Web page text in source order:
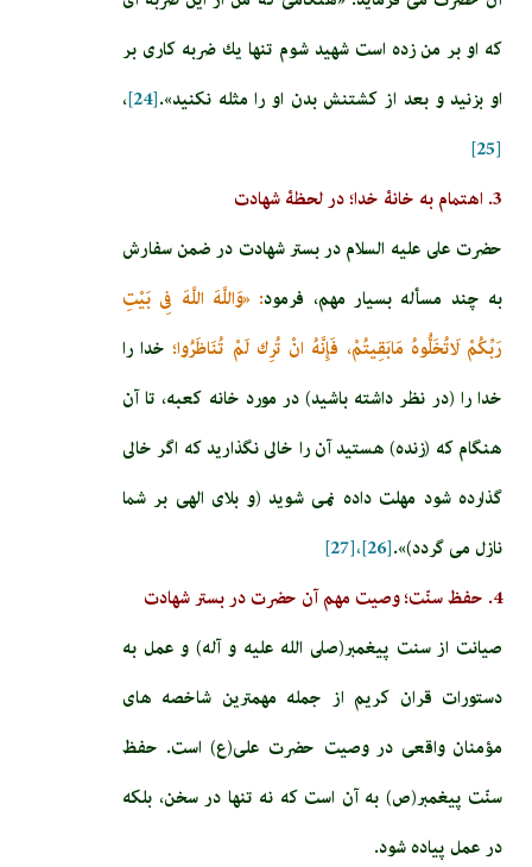
كه او بر من زده است شهيد شوم تنها يك ضربه كارى بر
او بزنيد و بعد از كشتنش بدن او را مثله نكنيد».[24]
،
[25]
3. اهتمام به خانۀ خدا؛ در لحظۀ شهادت
حضرت‏ على‏ عليه السلام در بستر شهادت‏ در ضمن سفارش
به چند مسأله بسيار مهم، فرمود: «وَاللَّهَ اللَّهَ فِي بَيْتِ
رَبِّكُمْ لَاتُخَلُّوهُ مَابَقِيتُمْ، فَإِنَّهُ انْ تُرِك لَمْ تُنَاظَرُوا؛ خدا را
خدا را (در نظر داشته باشيد) در مورد خانه كعبه، تا آن
هنگام كه (زنده) هستيد آن را خالى نگذاريد كه اگر خالى
گذارده شود مهلت داده نمى‏ شويد (و بلاى الهى بر شما
نازل مى‏ گردد)».[26]،
[27]
4. حفظ سنّت؛ وصیت مهم آن حضرت در بستر شهادت
صیانت از سنت پیغمبر(صلى الله عليه و آله) و عمل به
دستورات قران کریم از جمله مهمترین شاخصه های
مؤمنان واقعی در وصیت حضرت علی(ع) است. حفظ
سنّت پيغمبر(ص) به آن است كه نه تنها در سخن، بلكه
در عمل پياده شود.